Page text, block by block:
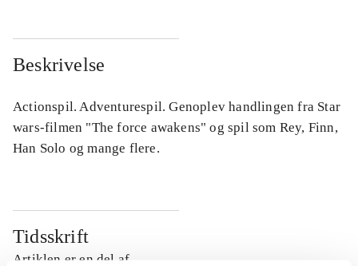
Beskrivelse
Actionspil. Adventurespil. Genoplev handlingen fra Star
wars-filmen "The force awakens" og spil som Rey, Finn,
Han Solo og mange flere.
Tidsskrift
Artiklen er en del af